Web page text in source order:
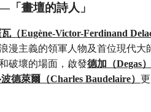
「畫壇的詩人」
（Eugène-Victor-Ferdinand
漫主義的領軍人物及首位現代
破壞的場面，啟發德加（Degas）
波德萊爾（Charles Baudelaire）